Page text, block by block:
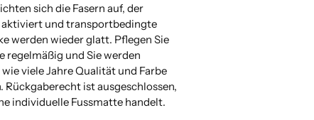
sich die Fasern auf, der
und transportbedingte
werden wieder glatt. Pflegen Sie
regelmäßig und Sie werden
viele Jahre Qualität und Farbe
Rückgaberecht ist ausgeschlossen,
individuelle Fussmatte handelt.